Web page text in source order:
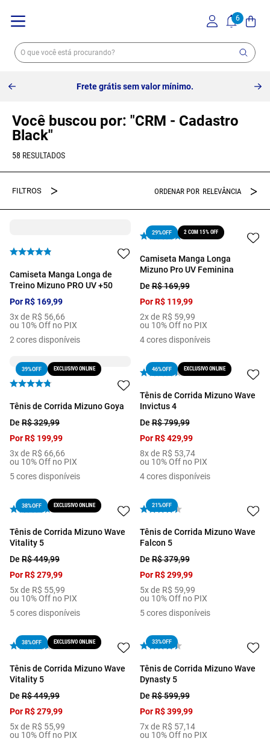
mínimo. 10% off no pix à
CRM - Cadastro
Black
58
RELEVÂNCIA
Camiseta Manga Longa de
Treino Mizuno PRO UV +50
Por R$ 169,99
3x de R$ 56,66
ou 10% Off no PIX
2cores disponíveis
29%OFF 2 COM 15% OFF
Camiseta Manga Longa
Mizuno Pro UV Feminina
DeR$169,99
Por R$ 119,99
2x de R$ 59,99
ou 10% Off no PIX
4 cores disponíveis
39%OFF EXCLUSIVO ONLINE
Tênis de Corrida Mizuno Goya
De R$329,99
Por R$ 199,99
3x de R$ 66,66
ou 10% Off no PIX
5cores disponíveis
46%OFF EXCLUSIVO ONLINE
Tênis de Corrida Mizuno Wave
Invictus 4
DeR$799,99
Por R$ 429,99
8x de R$ 53,74
ou 10% Off no PIX
4 cores disponíveis
38%OFF EXCLUSIVO ONLINE
Tênis de Corrida Mizuno Wave
Vitality 5
De R$449,99
Por R$279,99
5x de R$ 55,99
ou 10% Off no PIX
5cores disponíveis
21%OFF
Tênis de Corrida Mizuno Wave
Falcon 5
DeR$379,99
Por R$ 299,99
5x de R$ 59,99
ou 10% Off no PIX
5 cores disponíveis
38%OFF EXCLUSIVO ONLINE
Tênis de Corrida Mizuno Wave
Vitality 5
De R$449,99
Por R$279,99
5x de R$ 55,99
ou 10% Off no PIX
33%OFF
Tênis de Corrida Mizuno Wave
Dynasty 5
DeR$599,99
Por R$ 399,99
7x de R$ 57,14
ou 10% Off no PIX